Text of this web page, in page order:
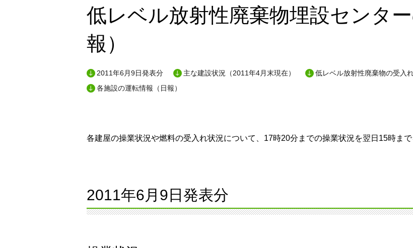
低レベル放射性廃棄物埋設センタ
報）
2011年6月9日発表分 主な建設状況（2011年4月末現在） 低レベル放射性廃棄物の受入
各施設の運転情報（日報）
各建屋の操業状況や燃料の受入れ状況について、17時20分までの操業状況を翌日15時まで
2011年6月9日発表分